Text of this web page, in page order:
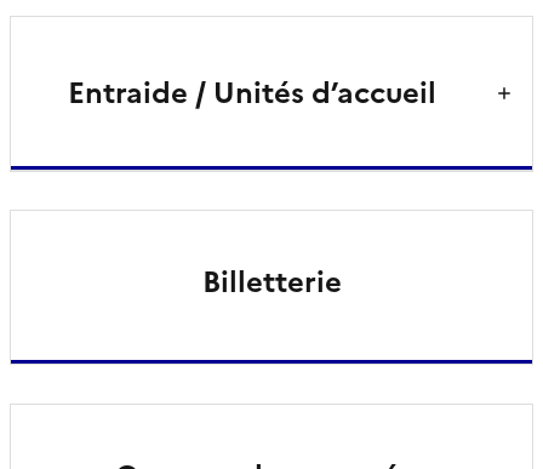
Entraide / Unités d’accueil
Billetterie